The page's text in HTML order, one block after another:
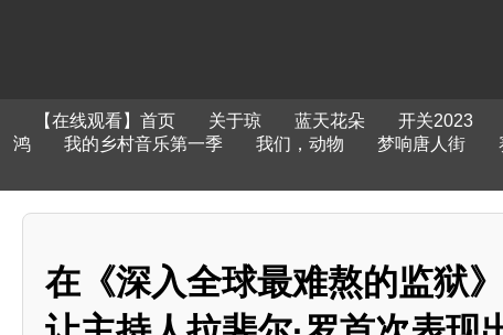
【在线观看】首页 关于琼 蓝天花朵 开关2023
鸿
我的乡村音乐第一季 我们，动物 梦响唐人街
在《深入全球最难熬的监狱